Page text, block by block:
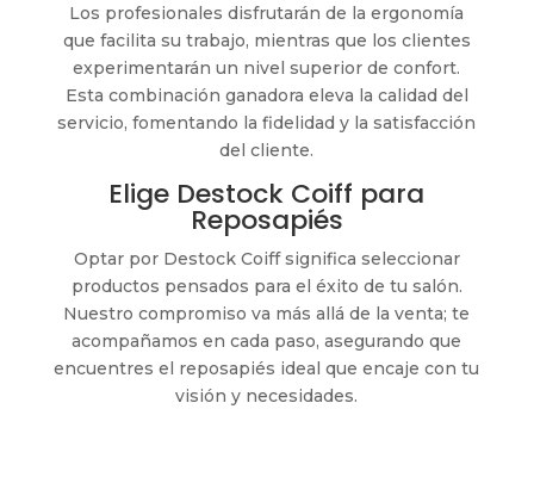
Los profesionales disfrutarán de la ergonomía
que facilita su trabajo, mientras que los clientes
experimentarán un nivel superior de confort.
Esta combinación ganadora eleva la calidad del
servicio, fomentando la fidelidad y la satisfacción
del cliente.
Elige Destock Coiff para
Reposapiés
Optar por Destock Coiff significa seleccionar
productos pensados para el éxito de tu salón.
Nuestro compromiso va más allá de la venta; te
acompañamos en cada paso, asegurando que
encuentres el reposapiés ideal que encaje con tu
visión y necesidades.